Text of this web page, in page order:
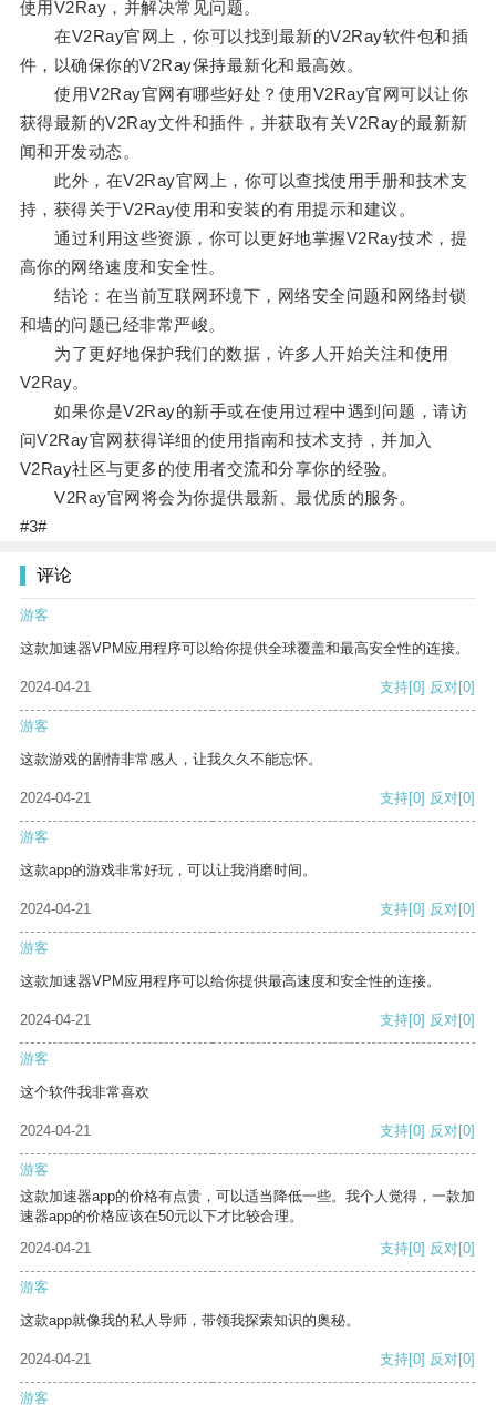
使用V2Ray，并解决常见问题。
在V2Ray官网上，你可以找到最新的V2Ray软件包和插
件，以确保你的V2Ray保持最新化和最高效。
使用V2Ray官网有哪些好处？使用V2Ray官网可以让你
获得最新的V2Ray文件和插件，并获取有关V2Ray的最新新
闻和开发动态。
此外，在V2Ray官网上，你可以查找使用手册和技术支
持，获得关于V2Ray使用和安装的有用提示和建议。
通过利用这些资源，你可以更好地掌握V2Ray技术，提
高你的网络速度和安全性。
结论：在当前互联网环境下，网络安全问题和网络封锁
和墙的问题已经非常严峻。
为了更好地保护我们的数据，许多人开始关注和使用
V2Ray。
如果你是V2Ray的新手或在使用过程中遇到问题，请访
问V2Ray官网获得详细的使用指南和技术支持，并加入
V2Ray社区与更多的使用者交流和分享你的经验。
V2Ray官网将会为你提供最新、最优质的服务。
#3#
评论
游客
这款加速器VPM应用程序可以给你提供全球覆盖和最高安全性的连接。
2024-04-21 支持[0] 反对[0]
游客
这款游戏的剧情非常感人，让我久久不能忘怀。
2024-04-21 支持[0] 反对[0]
游客
这款app的游戏非常好玩，可以让我消磨时间。
2024-04-21 支持[0] 反对[0]
游客
这款加速器VPM应用程序可以给你提供最高速度和安全性的连接。
2024-04-21 支持[0] 反对[0]
游客
这个软件我非常喜欢
2024-04-21 支持[0] 反对[0]
游客
这款加速器app的价格有点贵，可以适当降低一些。我个人觉得，一款加
速器app的价格应该在50元以下才比较合理。
2024-04-21
支持[0] 反对[0]
游客
这款app就像我的私人导师，带领我探索知识的奥秘。
2024-04-21 支持[0] 反对[0]
游客